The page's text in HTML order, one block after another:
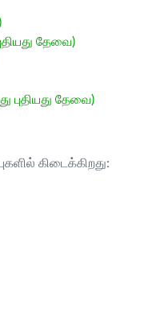
தேவை)
புதியது தேவை)
கிடைக்கிறது: